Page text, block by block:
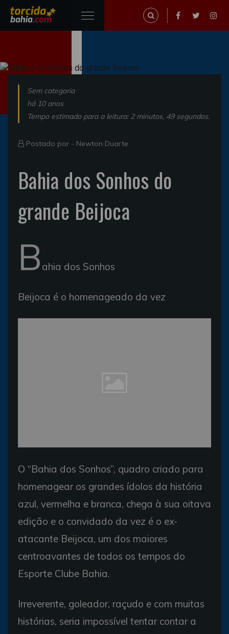
Sem categoria
há 10 anos
Tempo estimado para a leitura: 2 minutos, 49 segundos.
Postado por - Newton Duarte
Bahia dos Sonhos do
grande Beijoca
B ahia dos Sonhos
Beijoca é o homenageado da vez
O “Bahia dos Sonhos”, quadro criado para
homenagear os grandes ídolos da história
azul, vermelha e branca, chega à sua oitava
edição e o convidado da vez é o ex-
atacante Beijoca, um dos maiores
centroavantes de todos os tempos do
Esporte Clube Bahia.
Irreverente, goleador, raçudo e com muitas
histórias, seria impossível tentar contar a